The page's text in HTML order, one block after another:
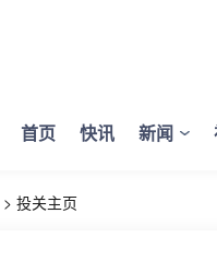
首页 快讯 新闻
> 投关主页